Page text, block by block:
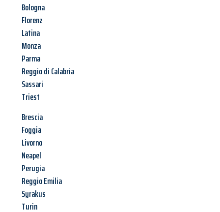
Bologna
Florenz
Latina
Monza
Parma
Reggio di Calabria
Sassari
Triest
Brescia
Foggia
Livorno
Neapel
Perugia
Reggio Emilia
Syrakus
Turin